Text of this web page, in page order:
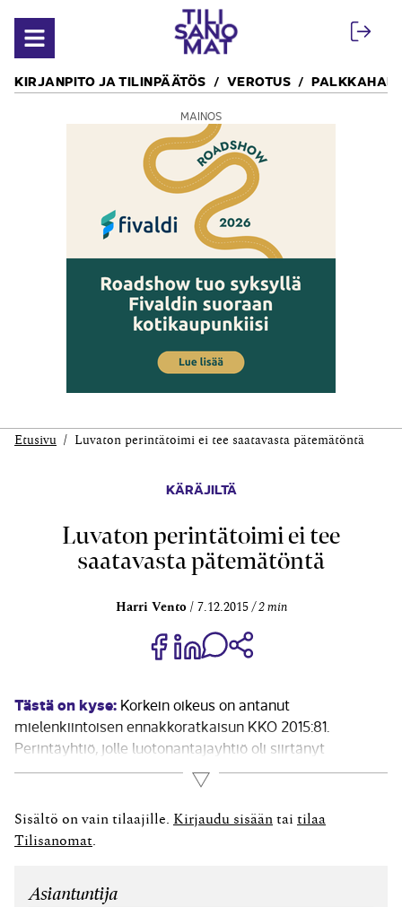
Avaa valikko
KIRJANPITO JA TILINPÄÄTÖS VEROTUS
MAINOS
Etusivu Luvaton perintätoimi ei tee saatavasta pätemätöntä
KÄRÄJILTÄ
Luvaton perintätoimi ei tee
saatavasta pätemätöntä
Harri Vento 7.12.2015 2 min
Jaa Share on Facebook
Jaa Share on LinkedIn
Jaa WhatsApp-viestinä
Tästä on kyse: Korkein oikeus on antanut
mielenkiintoisen ennakkoratkaisun KKO 2015:81.
Perintäyhtiö, jolle luotonantajayhtiö oli siirtänyt
saatavansa, oli vaatinut velallisen velvoittamista
suorittamaan yhtiölle tekstiviesteillä syntyneisiin
luottosopimuksiin perustuvia saatavia. Velallinen vaati
kanteen hylkäämistä, koska luotonantajayhtiötä ei ollut
Lue lisää
Sisältö on vain tilaajille. Kirjaudu sisään tai tilaa
Tilisanomat
Asiantuntija